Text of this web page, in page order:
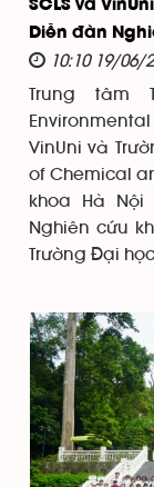
SCLS và
Diễn đàn
10:10 19/06/
Trung tâm
VinUni và
of Chemical
khoa Hà Nội
Nghiên cứu
Trường Đại học